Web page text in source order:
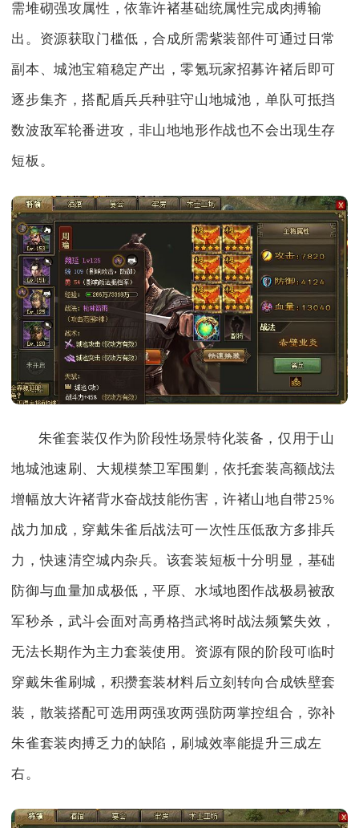
需堆砌强攻属性，依靠许褚基础统属性完成肉搏输
出。资源获取门槛低，合成所需紫装部件可通过日常
副本、城池宝箱稳定产出，零氪玩家招募许褚后即可
逐步集齐，搭配盾兵兵种驻守山地城池，单队可抵挡
数波敌军轮番进攻，非山地地形作战也不会出现生存
短板。
朱雀套装仅作为阶段性场景特化装备，仅用于山
地城池速刷、大规模禁卫军围剿，依托套装高额战法
增幅放大许褚背水奋战技能伤害，许褚山地自带25%
战力加成，穿戴朱雀后战法可一次性压低敌方多排兵
力，快速清空城内杂兵。该套装短板十分明显，基础
防御与血量加成极低，平原、水域地图作战极易被敌
军秒杀，武斗会面对高勇格挡武将时战法频繁失效，
无法长期作为主力套装使用。资源有限的阶段可临时
穿戴朱雀刷城，积攒套装材料后立刻转向合成铁壁套
装，散装搭配可选用两强攻两强防两掌控组合，弥补
朱雀套装肉搏乏力的缺陷，刷城效率能提升三成左
右。